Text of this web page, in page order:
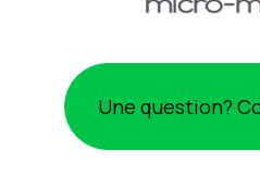
Une question?